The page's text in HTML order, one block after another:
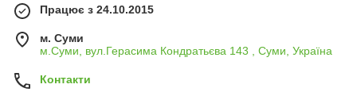
Працює з 24.10.2015
м. Суми
м.Суми, вул.Герасима Кондратьєва 143 , Суми, Україна
Контакти